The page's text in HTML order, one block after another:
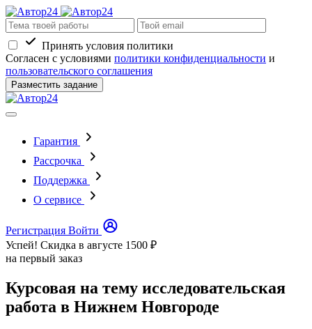
Принять условия политики
Согласен с условиями политики конфиденциальности и
пользовательского соглашения
Разместить задание
Гарантия
Рассрочка
Поддержка
О сервисе
Регистрация Войти
Успей! Скидка в августе 1500 ₽
на первый заказ
Курсовая на тему исследовательская
работа в Нижнем Новгороде